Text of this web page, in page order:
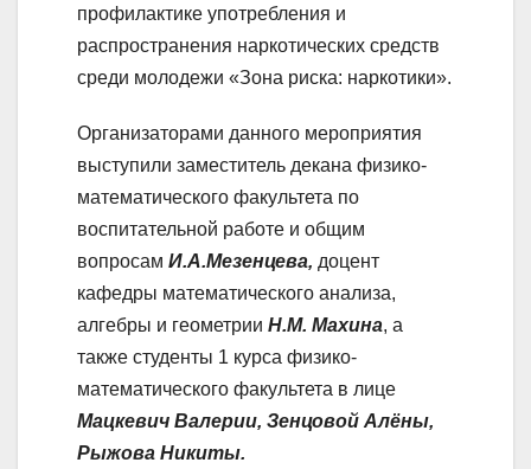
профилактике употребления и
распространения наркотических средств
среди молодежи «Зона риска: наркотики».
Организаторами данного мероприятия
выступили заместитель декана физико-
математического факультета по
воспитательной работе и общим
вопросам И.А.Мезенцева, доцент
кафедры математического анализа,
алгебры и геометрии Н.М. Махина, а
также студенты 1 курса физико-
математического факультета в лице
Мацкевич Валерии, Зенцовой Алёны,
Рыжова Никиты.